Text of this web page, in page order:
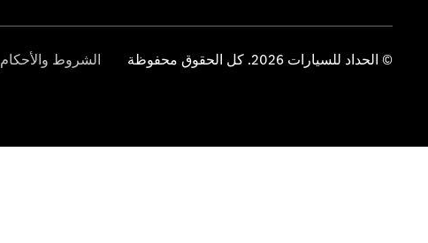
© الحداد للسيارات 2026. كل الحقوق محفوظة الشروط والأحكام